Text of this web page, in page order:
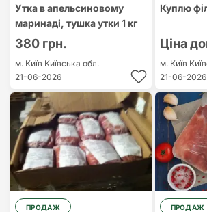
Утка в апельсиновому
маринаді, тушка утки 1 кг
380 грн.
м. Київ Київська обл.
21-06-2026
Куплю
Ціна
м. Київ
21-06-2026
ПРОДАЖ ПРОДАЖ